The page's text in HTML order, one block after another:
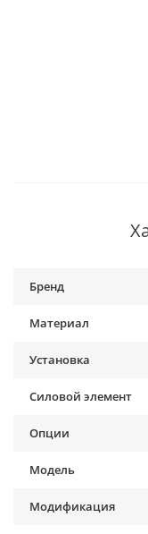
Бренд
Материал
Установка
Силовой элемент
Опции
Модель
Модификация